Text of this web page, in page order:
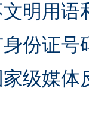
明用
份证
级媒